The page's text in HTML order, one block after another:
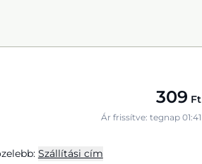
309 Ft
Ár frissítve: tegnap 01:41
Szállítási cím